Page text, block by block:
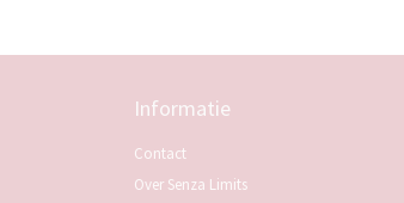
Informatie
Contact
Over Senza Limits